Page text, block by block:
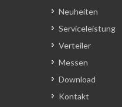
Neuheiten
Serviceleistung
Verteiler
Messen
Download
Kontakt